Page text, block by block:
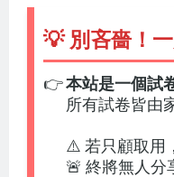
💡 別吝嗇！
本站是一個試
👉
所有試卷皆由
⚠️ 若只顧取用
🚨 終將無人分